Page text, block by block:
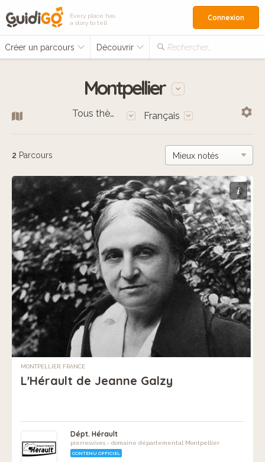
Every place has
a story to tell
Créer un parcours Découvrir Rechercher…
Connexion
Montpellier
Tous thèmes Français
2 Parcours
i
MONTPELLIER, FRANCE
L'Hérault de Jeanne Galzy
Dépt. Hérault
pierresvives - domaine départemental Montpellier
CONTENU OFFICIEL